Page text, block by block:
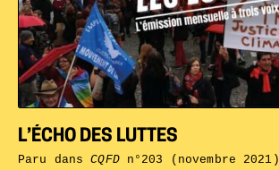
L’ÉCHO DES LUTTES
Paru dansCQFDn°203 (novembre 2021)